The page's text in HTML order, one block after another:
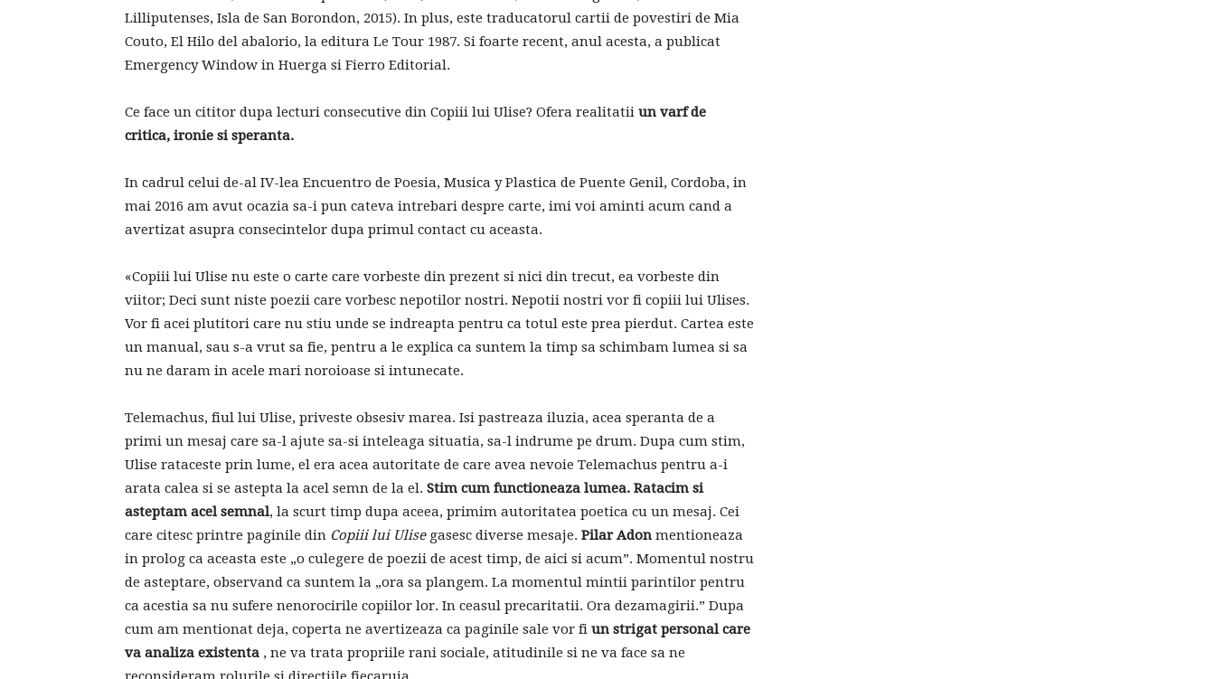
Lilliputenses, Isla de San Borondon, 2015). In plus, este traducatorul cartii de povestiri de Mia
Couto, El Hilo del abalorio, la editura Le Tour 1987. Si foarte recent, anul acesta, a publicat
Emergency Window in Huerga si Fierro Editorial.
Ce face un cititor dupa lecturi consecutive din Copiii lui Ulise? Ofera realitatii un varf de
critica, ironie si speranta.
In cadrul celui de-al IV-lea Encuentro de Poesia, Musica y Plastica de Puente Genil, Cordoba, in
mai 2016 am avut ocazia sa-i pun cateva intrebari despre carte, imi voi aminti acum cand a
avertizat asupra consecintelor dupa primul contact cu aceasta.
«Copiii lui Ulise nu este o carte care vorbeste din prezent si nici din trecut, ea vorbeste din
viitor; Deci sunt niste poezii care vorbesc nepotilor nostri. Nepotii nostri vor fi copiii lui Ulises.
Vor fi acei plutitori care nu stiu unde se indreapta pentru ca totul este prea pierdut. Cartea este
un manual, sau s-a vrut sa fie, pentru a le explica ca suntem la timp sa schimbam lumea si sa
nu ne daram in acele mari noroioase si intunecate.
Telemachus, fiul lui Ulise, priveste obsesiv marea. Isi pastreaza iluzia, acea speranta de a
primi un mesaj care sa-l ajute sa-si inteleaga situatia, sa-l indrume pe drum. Dupa cum stim,
Ulise rataceste prin lume, el era acea autoritate de care avea nevoie Telemachus pentru a-i
arata calea si se astepta la acel semn de la el. Stim cum functioneaza lumea. Ratacim si
asteptam acel semnal, la scurt timp dupa aceea, primim autoritatea poetica cu un mesaj. Cei
care citesc printre paginile din Copiii lui Ulisegasesc diverse mesaje. Pilar Adon mentioneaza
in prolog ca aceasta este „o culegere de poezii de acest timp, de aici si acum”. Momentul nostru
de asteptare, observand ca suntem la „ora sa plangem. La momentul mintii parintilor pentru
ca acestia sa nu sufere nenorocirile copiilor lor. In ceasul precaritatii. Ora dezamagirii.” Dupa
cum am mentionat deja, coperta ne avertizeaza ca paginile sale vor fi un strigat personal care
va analiza existenta , ne va trata propriile rani sociale, atitudinile si ne va face sa ne